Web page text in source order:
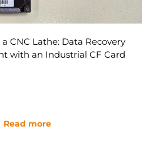
CNC Lathe: Data Recovery
with an Industrial CF Card
Read more